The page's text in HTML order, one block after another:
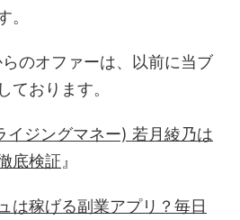
。
のオファーは、以前に当ブ
ております。
イジングマネー) 若月綾乃は
底検証 』
は稼げる副業アプリ？毎日